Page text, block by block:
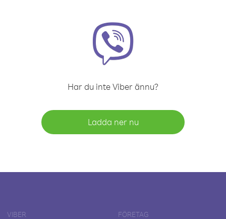
Har du inte Viber ännu?
Ladda ner nu
VIBER FÖRETAG